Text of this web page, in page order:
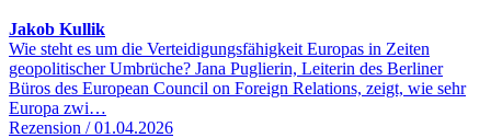
Jakob Kullik
Wie steht es um die Verteidigungsfähigkeit Europas in Zeiten
geopolitischer Umbrüche? Jana Puglierin, Leiterin des Berliner
Büros des European Council on Foreign Relations, zeigt, wie sehr
Europa zwi…
Rezension / 01.04.2026